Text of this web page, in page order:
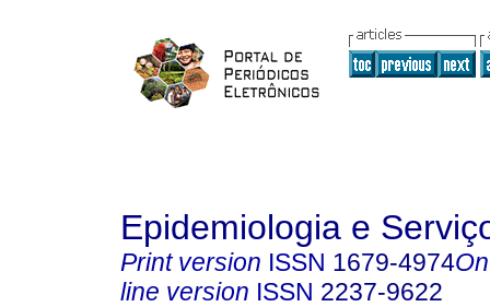
Epidemiologia e
Print version ISSN 1679-4974
line version ISSN 2237-9622